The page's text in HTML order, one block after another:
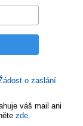
o zaslání
váš mail ani
zde.